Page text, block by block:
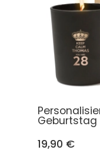
Geburtstag
19,90 €